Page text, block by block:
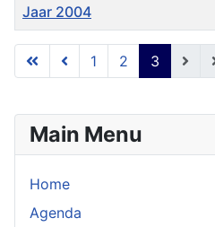
Main Menu
Home
Agenda
Artikelen
Titel
Jaar 2004
1 2 3